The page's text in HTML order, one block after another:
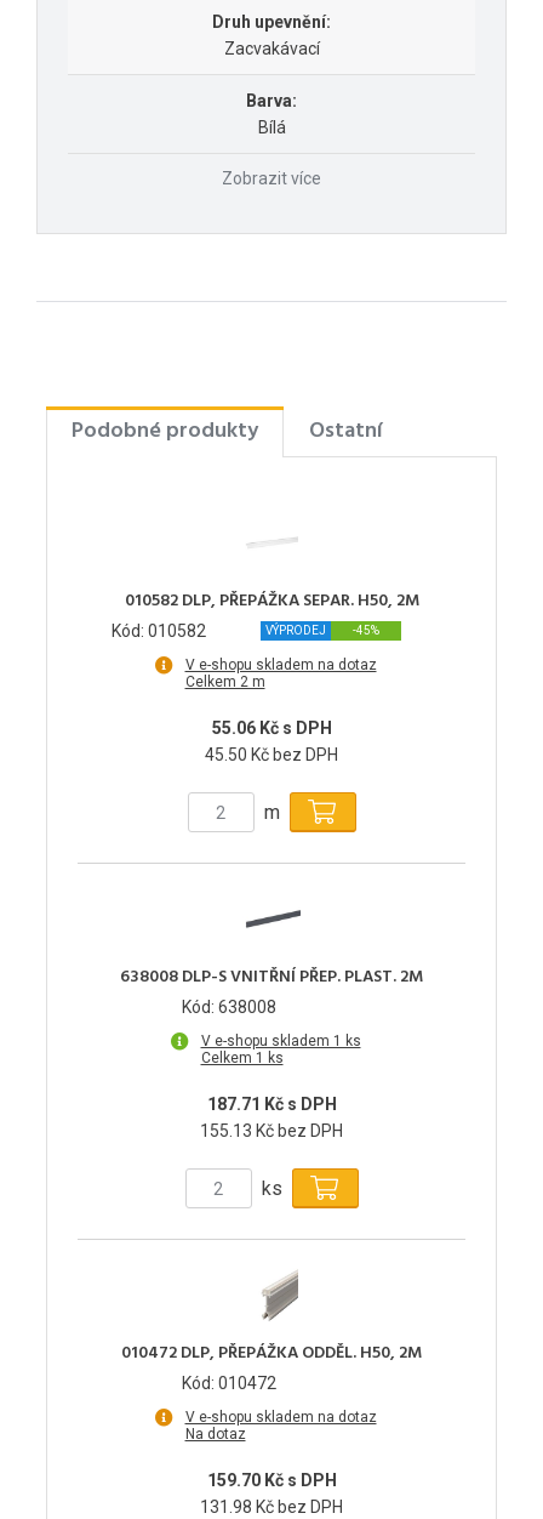
Druh upevnění:
Zacvakávací
Barva:
Bílá
Zobrazit více
Podobné produkty Ostatní
010582 DLP, PŘEPÁŽKA SEPAR. H50, 2M
Kód: 010582 VÝPRODEJ -45%
V e-shopu skladem na dotaz
Celkem 2 m
55.06 Kč s DPH
45.50 Kč bez DPH
m
638008 DLP-S VNITŘNÍ PŘEP. PLAST. 2M
Kód: 638008
V e-shopu skladem 1 ks
Celkem 1 ks
187.71 Kč s DPH
155.13 Kč bez DPH
ks
010472 DLP, PŘEPÁŽKA ODDĚL. H50, 2M
Kód: 010472
V e-shopu skladem na dotaz
Na dotaz
159.70 Kč s DPH
131.98 Kč bez DPH